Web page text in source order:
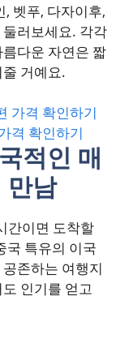
벳푸, 다자이후,
러보세요. 각각
다운 자연은 짧
거예요.
가격 확인하기
격 확인하기
적인 매
만남
간이면 도착할
국 특유의 이국
존하는 여행지
인기를 얻고